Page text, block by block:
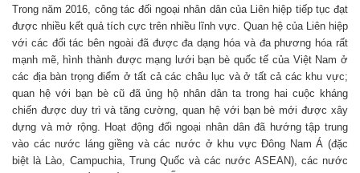
Trong năm 2016, công tác đối ngoại nhân dân của Liên hiệp tiếp tục đạt
được nhiều kết quả tích cực trên nhiều lĩnh vực. Quan hệ của Liên hiệp
với các đối tác bên ngoài đã được đa dạng hóa và đa phương hóa rất
mạnh mẽ, hình thành được mạng lưới bạn bè quốc tế của Việt Nam ở
các địa bàn trọng điểm ở tất cả các châu lục và ở tất cả các khu vực;
quan hệ với bạn bè cũ đã ủng hộ nhân dân ta trong hai cuộc kháng
chiến được duy trì và tăng cường, quan hệ với bạn bè mới được xây
dựng và mở rộng. Hoạt động đối ngoại nhân dân đã hướng tập trung
vào các nước láng giềng và các nước ở khu vực Đông Nam Á (đặc
biệt là Lào, Campuchia, Trung Quốc và các nước ASEAN), các nước